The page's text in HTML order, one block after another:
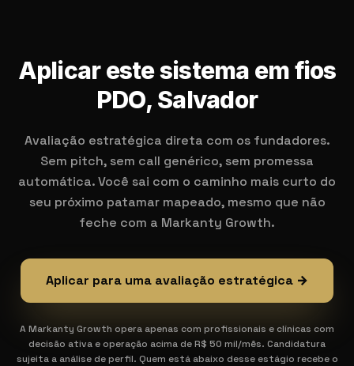
Aplicar este sistema em fios
PDO, Salvador
Avaliação estratégica direta com os fundadores.
Sem pitch, sem call genérico, sem promessa
automática. Você sai com o caminho mais curto do
seu próximo patamar mapeado, mesmo que não
feche com a Markanty Growth.
Aplicar para uma avaliação estratégica →
A Markanty Growth opera apenas com profissionais e clínicas com
decisão ativa e operação acima de R$ 50 mil/mês. Candidatura
sujeita a análise de perfil. Quem está abaixo desse estágio recebe o